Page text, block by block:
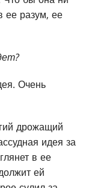
ее разум, ее
Очень
дрожащий
идея за
в ее
ей